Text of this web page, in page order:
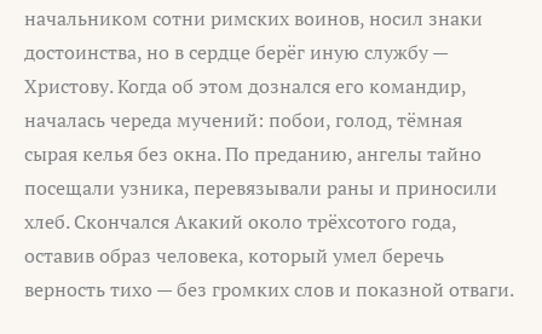
начальником сотни римских воинов, носил знаки
достоинства, но в сердце берёг иную службу —
Христову. Когда об этом дознался его командир,
началась череда мучений: побои, голод, тёмная
сырая келья без окна. По преданию, ангелы тайно
посещали узника, перевязывали раны и приносили
хлеб. Скончался Акакий около трёхсотого года,
оставив образ человека, который умел беречь
верность тихо — без громких слов и показной отваги.